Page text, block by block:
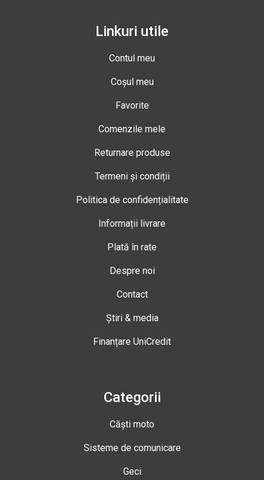
Linkuri utile
Contul meu
Coșul meu
Favorite
Comenzile mele
Returnare produse
Termeni și condiții
Politica de confidențialitate
Informații livrare
Plată în rate
Despre noi
Contact
Știri & media
Finanțare UniCredit
Categorii
Căști moto
Sisteme de comunicare
Geci